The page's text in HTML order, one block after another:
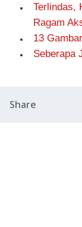
Terlindas,
Ragam
13
Seberapa
Share